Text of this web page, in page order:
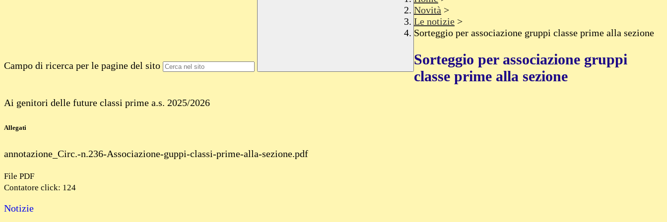
Campo di ricerca per le pagine del sito
Novità >
Le notizie >
Sorteggio per associazione gruppi classe prime alla sezione
Sorteggio per associazione gruppi
classe prime alla sezione
Ai genitori delle future classi prime a.s. 2025/2026
Allegati
annotazione_Circ.-n.236-Associazione-guppi-classi-prime-alla-sezione.pdf
File PDF
Contatore click: 124
Notizie